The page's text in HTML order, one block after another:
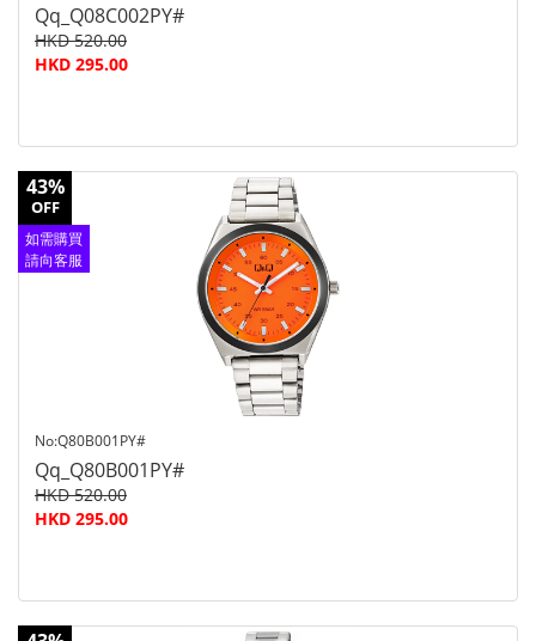
Qq_Q08C002PY#
HKD 520.00
HKD 295.00
43%
OFF
如需購買
請向客服
No:Q80B001PY#
Qq_Q80B001PY#
HKD 520.00
HKD 295.00